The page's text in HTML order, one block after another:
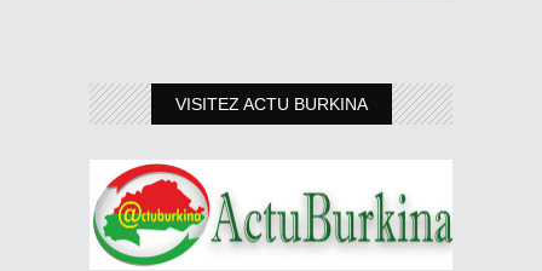
VISITEZ ACTU BURKINA